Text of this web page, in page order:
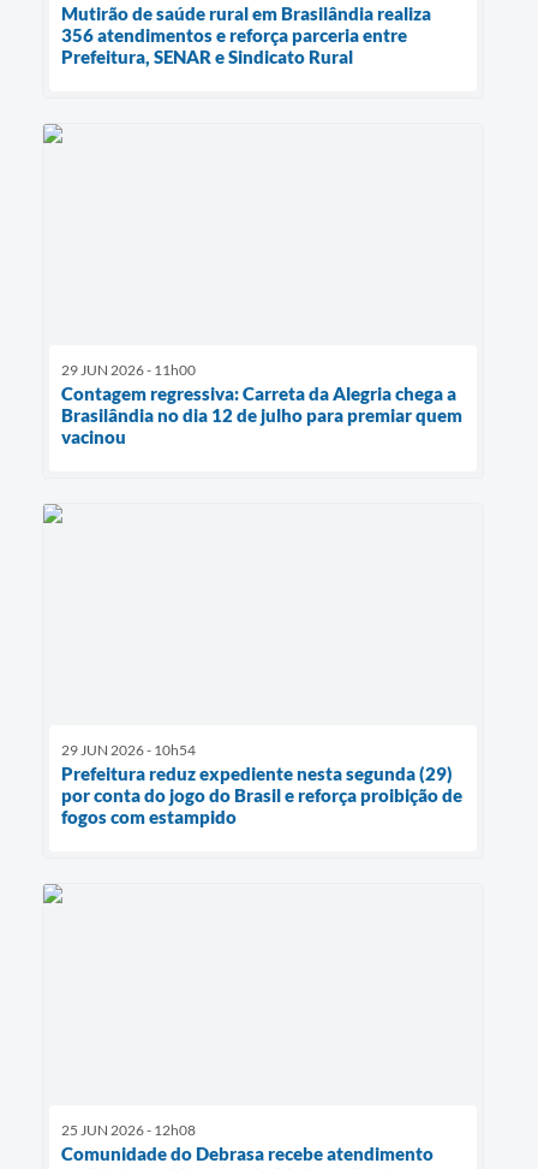
Mutirão de saúde rural em Brasilândia realiza
356 atendimentos e reforça parceria entre
Prefeitura, SENAR e Sindicato Rural
29 JUN 2026 - 11h00
Contagem regressiva: Carreta da Alegria chega a
Brasilândia no dia 12 de julho para premiar quem
vacinou
29 JUN 2026 - 10h54
Prefeitura reduz expediente nesta segunda (29)
por conta do jogo do Brasil e reforça proibição de
fogos com estampido
25 JUN 2026 - 12h08
Comunidade do Debrasa recebe atendimento